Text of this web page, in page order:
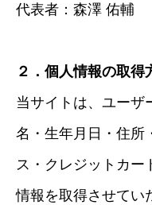
代表者：森澤 佑輔
２．個人情報の取得
当サイトは、ユーザ
名・生年月日・住所
ス・クレジットカー
情報を取得させてい